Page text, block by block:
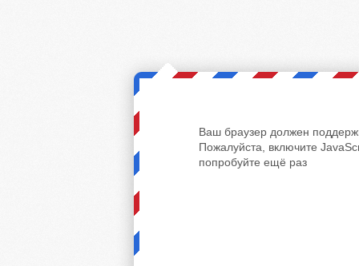
Ваш браузер должен
Пожалуйста, включите
попробуйте ещё раз